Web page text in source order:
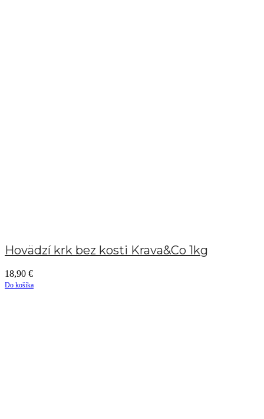
Hovädzí krk bez kosti Krava&Co 1kg
18,90 €
Do košíka